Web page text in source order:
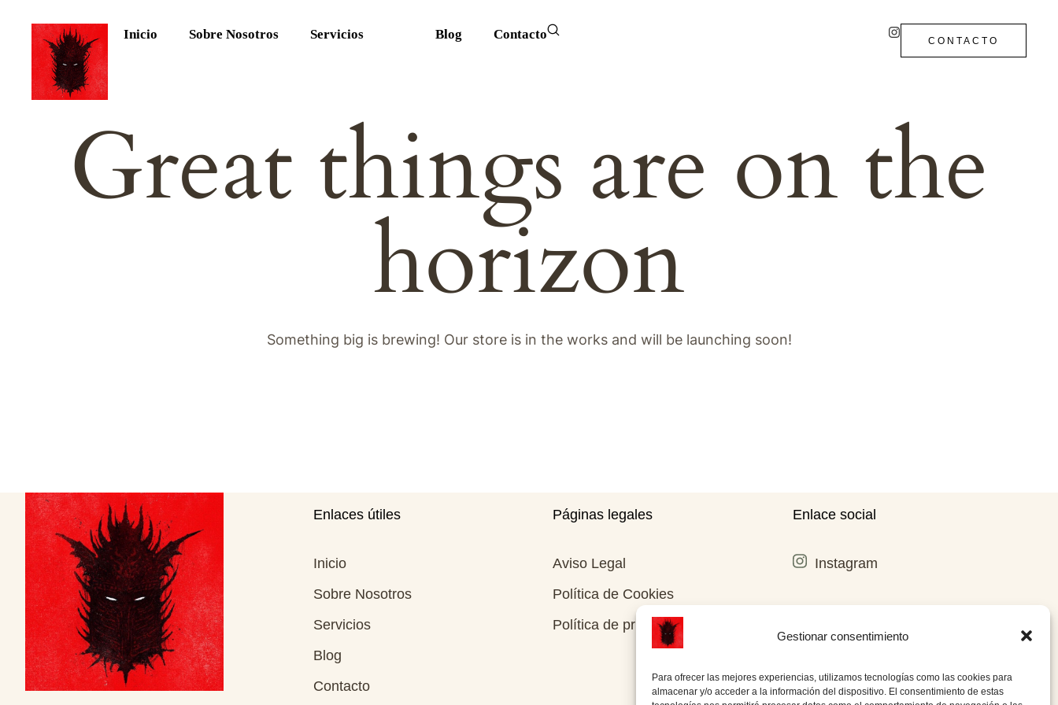
Gestionar consentimiento
Para ofrecer las mejores experiencias, utilizamos tecnologías como las cookies para
almacenar y/o acceder a la información del dispositivo. El consentimiento de estas
Inicio Sobre Nosotros Servicios Blog Contacto CONTACTO
Great things are on the
horizon
Something big is brewing! Our store is in the works and will be launching soon!
Enlaces útiles
Inicio
Sobre Nosotros
Servicios
Blog
Contacto
Páginas legales
Aviso Legal
Política de Cookies
Política de privacidad
Enlace social
Instagram